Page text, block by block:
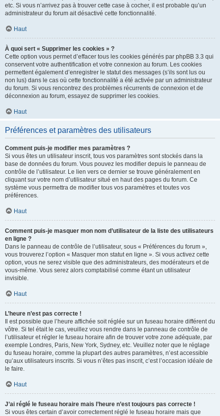
etc. Si vous n’arrivez pas à trouver cette case à cocher, il est probable qu’un
administrateur du forum ait désactivé cette fonctionnalité.
Haut
À quoi sert « Supprimer les cookies » ?
Cette option vous permet d’effacer tous les cookies générés par phpBB 3.3 qui
conservent votre authentification et votre connexion au forum. Les cookies
permettent également d’enregistrer le statut des messages (s’ils sont lus ou
non lus) dans le cas où cette fonctionnalité a été activée par un administrateur
du forum. Si vous rencontrez des problèmes récurrents de connexion et de
déconnexion au forum, essayez de supprimer les cookies.
Haut
Préférences et paramètres des utilisateurs
Comment puis-je modifier mes paramètres ?
Si vous êtes un utilisateur inscrit, tous vos paramètres sont stockés dans la
base de données du forum. Vous pouvez les modifier depuis le panneau de
contrôle de l’utilisateur. Le lien vers ce dernier se trouve généralement en
cliquant sur votre nom d’utilisateur situé en haut des pages du forum. Ce
système vous permettra de modifier tous vos paramètres et toutes vos
préférences.
Haut
Comment puis-je masquer mon nom d’utilisateur de la liste des utilisateurs
en ligne ?
Dans le panneau de contrôle de l’utilisateur, sous « Préférences du forum »,
vous trouverez l’option « Masquer mon statut en ligne ». Si vous activez cette
option, vous ne serez visible que des administrateurs, des modérateurs et de
vous-même. Vous serez alors comptabilisé comme étant un utilisateur
invisible.
Haut
L’heure n’est pas correcte !
Il est possible que l’heure affichée soit réglée sur un fuseau horaire différent du
vôtre. Si tel était le cas, veuillez vous rendre dans le panneau de contrôle de
l’utilisateur et régler le fuseau horaire afin de trouver votre zone adéquate, par
exemple Londres, Paris, New York, Sydney, etc. Veuillez noter que le réglage
du fuseau horaire, comme la plupart des autres paramètres, n’est accessible
qu’aux utilisateurs inscrits. Si vous n’êtes pas inscrit, c’est l’occasion idéale de
le faire.
Haut
J’ai réglé le fuseau horaire mais l’heure n’est toujours pas correcte !
Si vous êtes certain d’avoir correctement réglé le fuseau horaire mais que